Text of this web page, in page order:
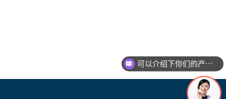
可以介绍下你们的产品么